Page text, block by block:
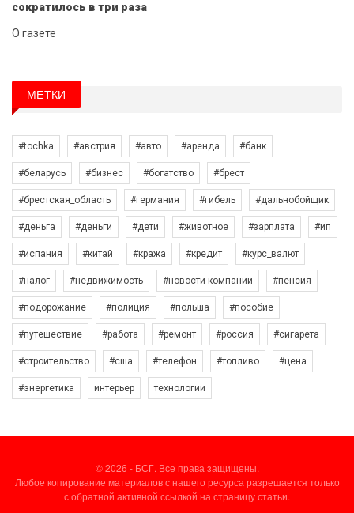
сократилось в три раза
О газете
МЕТКИ
#tochka #австрия #авто #аренда #банк
#беларусь #бизнес #богатство #брест
#брестская_область #германия #гибель #дальнобойщик
#деньга #деньги #дети #животное #зарплата #ип
#испания #китай #кража #кредит #курс_валют
#налог #недвижимость #новости компаний #пенсия
#подорожание #полиция #польша #пособие
#путешествие #работа #ремонт #россия #сигарета
#строительство #сша #телефон #топливо #цена
#энергетика интерьер технологии
© 2026 - БСГ. Все права защищены.
Любое копирование материалов с нашего ресурса разрешается только
с обратной активной ссылкой на страницу статьи.